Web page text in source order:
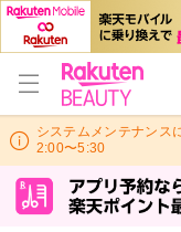
システムメンテナンス
2:00〜5:30